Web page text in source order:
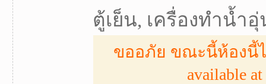
ตู้เย็น, เครื่องทำน้ำอุ่
ขออภัย ขณะนี้ห้องนี้ไ
available